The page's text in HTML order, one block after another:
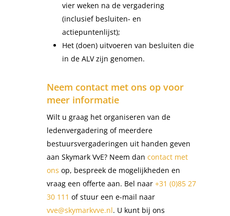
vier weken na de vergadering
(inclusief besluiten- en
actiepuntenlijst);
Het (doen) uitvoeren van besluiten die
in de ALV zijn genomen.
Neem contact met ons op voor
meer informatie
Wilt u graag het organiseren van de
ledenvergadering of meerdere
bestuursvergaderingen uit handen geven
aan Skymark VvE? Neem dan contact met
ons op, bespreek de mogelijkheden en
vraag een offerte aan. Bel naar +31 (0)85 27
30 111 of stuur een e-mail naar
vve@skymarkvve.nl. U kunt bij ons